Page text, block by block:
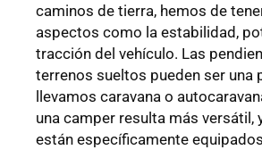
caminos de tierra, hemos de
aspectos como la estabilidad,
tracción del vehículo. Las
terrenos sueltos pueden ser una
llevamos caravana o
una camper resulta más versátil,
están específicamente